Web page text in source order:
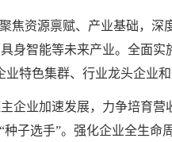
焦资源禀赋、产业基础，
身智能等未来产业。全面
特色集群、行业龙头企业和
企业加速发展，力争培育
子选手”。强化企业全生命